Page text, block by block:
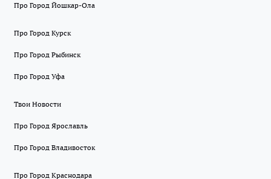
Про Город Йошкар-Ола
Про Город Курск
Про Город Рыбинск
Про Город Уфа
Твои Новости
Про Город Ярославль
Про Город Владивосток
Про Город Краснодара